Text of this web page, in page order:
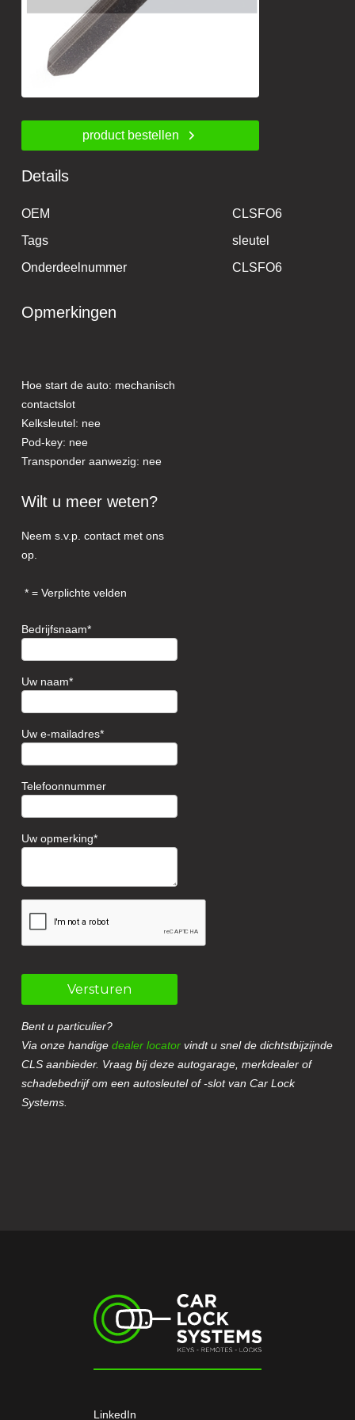
product bestellen
Details
OEM
CLSFO6
Tags
sleutel
Onderdeelnummer
CLSFO6
Opmerkingen
Hoe start de auto: mechanisch
contactslot
Kelksleutel: nee
Pod-key: nee
Transponder aanwezig: nee
Wilt u meer weten?
Neem s.v.p. contact met ons
op.
= Verplichte velden
Bedrijfsnaam
Uw naam
Uw e-mailadres
Telefoonnummer
Uw opmerking
Versturen
Bent u particulier?
Via onze handigedealer locator vindt u snel de dichtstbijzijnde
CLS aanbieder. Vraag bij deze autogarage, merkdealer of
schadebedrijf om een autosleutel of -slot van Car Lock
Systems.
LinkedIn